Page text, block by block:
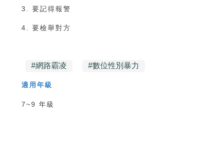
3. 要記得報警
4. 要檢舉對方
#網路霸凌 #數位性別暴力
適用年級
7~9 年級